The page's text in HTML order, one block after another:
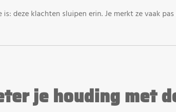
is: deze klachten sluipen erin. Je merkt ze vaak
je houding met